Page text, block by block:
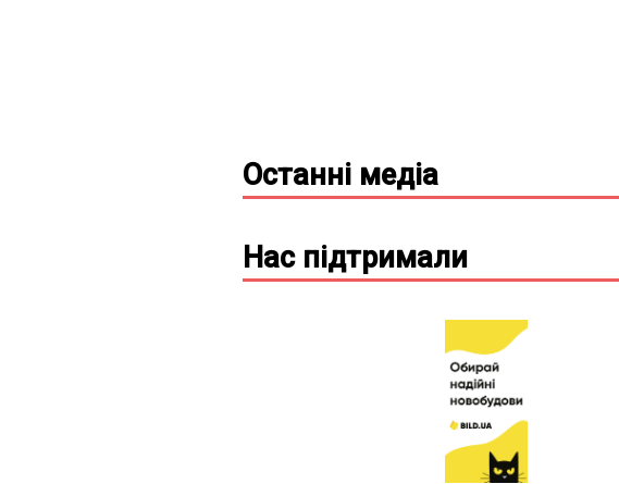
Останні медіа
Нас підтримали